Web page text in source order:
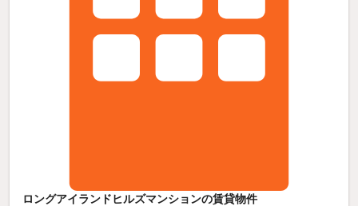
ロングアイランドヒルズマンションの賃貸物件